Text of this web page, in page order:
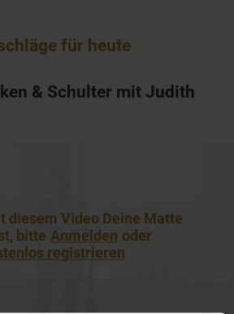
für heute
& Schulter mit Judith
diesem Video Deine Matte
bitte Anmelden oder
registrieren